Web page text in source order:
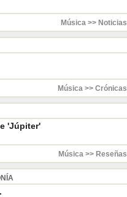
Música >> Noticias
Música >> Crónicas
'Júpiter'
Música >> Reseñas